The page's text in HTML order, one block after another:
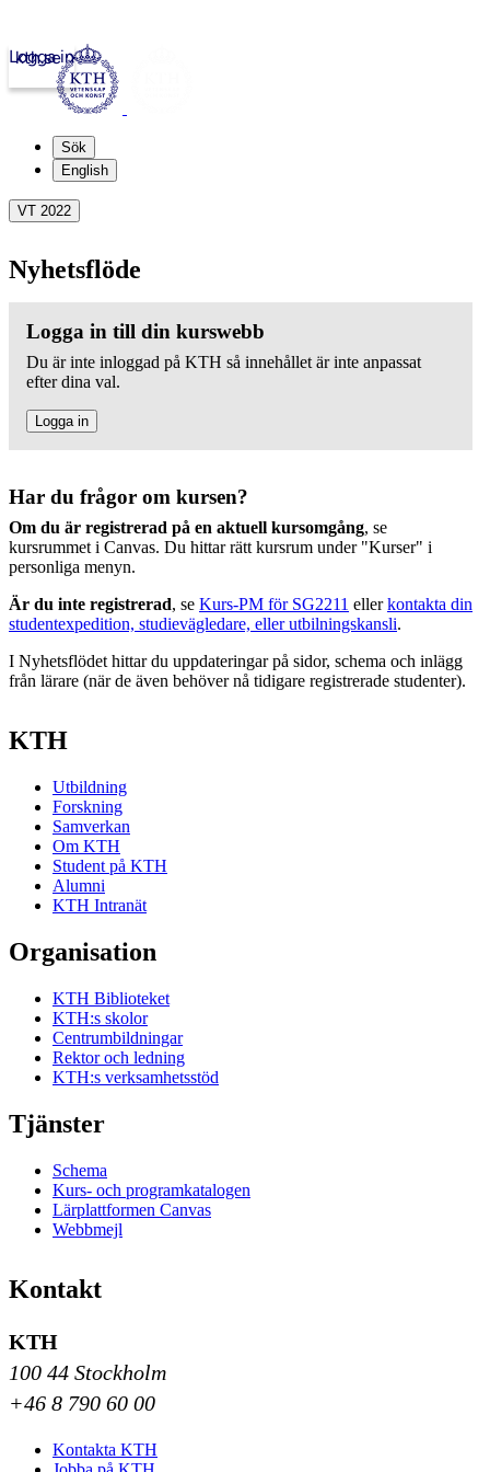
kth.se
Logga in
Sök
English
VT 2022
Nyhetsflöde
Logga in till din kurswebb
Du är inte inloggad på KTH så innehållet är inte anpassat
efter dina val.
Logga in
Har du frågor om kursen?
Om du är registrerad på en aktuell kursomgång, se
kursrummet i Canvas. Du hittar rätt kursrum under "Kurser" i
personliga menyn.
Är du inte registrerad, se Kurs-PM för SG2211 ellerkontakta din
studentexpedition, studievägledare, eller utbilningskansli.
I Nyhetsflödet hittar du uppdateringar på sidor, schema och inlägg
från lärare (när de även behöver nå tidigare registrerade studenter).
KTH
Utbildning
Forskning
Samverkan
Om KTH
Student på KTH
Alumni
KTH Intranät
Organisation
KTH Biblioteket
KTH:s skolor
Centrumbildningar
Rektor och ledning
KTH:s verksamhetsstöd
Tjänster
Schema
Kurs- och programkatalogen
Lärplattformen Canvas
Webbmejl
Kontakt
KTH
100 44 Stockholm
+46 8 790 60 00
Kontakta KTH